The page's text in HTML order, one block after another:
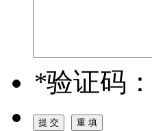
*验证码：